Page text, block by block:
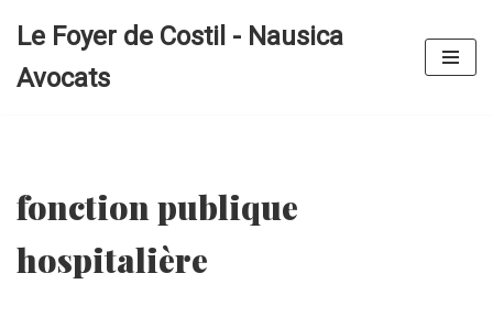
au
Le Foyer de Costil - Nausica
Avocats
fonction publique
hospitalière